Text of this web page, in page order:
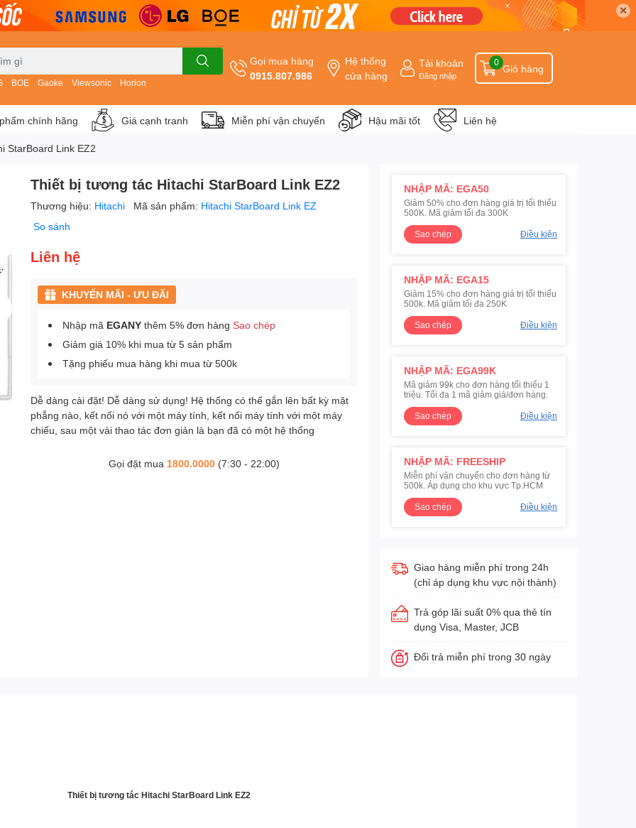
✕
BOE Gaoke Viewsonic Horion
Gọi mua hàng
0915.807.986
Hệ thống
cửa hàng
Tài khoản
Đăng nhập
Giỏ hàng
0
chính hãng Giá cạnh tranh Miễn phí vận chuyển Hậu mãi tốt Liên hệ
StarBoard Link EZ2
Thiết bị tương tác Hitachi StarBoard Link EZ2
Thương hiệu: Hitachi Mã sản phẩm: Hitachi StarBoard Link EZ
So sánh
Liên hệ
KHUYẾN MÃI - ƯU ĐÃI
Nhập mã EGANY thêm 5% đơn hàngSao chép
Giảm giá 10% khi mua từ 5 sản phẩm
Tặng phiếu mua hàng khi mua từ 500k
Dễ dàng cài đặt! Dễ dàng sử dụng! Hệ thống có thể gắn lên bất kỳ mặt
phẳng nào, kết nối nó với một máy tính, kết nối máy tính với một máy
chiếu, sau một vài thao tác đơn giản là bạn đã có một hệ thống
Gọi đặt mua 1800.0000(7:30 - 22:00)
NHẬP MÃ: EGA50
Giảm 50% cho đơn hàng giá trị tối thiểu
500K. Mã giảm tối đa 300K
Sao chép
Điều kiện
NHẬP MÃ: EGA15
Giảm 15% cho đơn hàng giá trị tối thiểu
500k. Mã giảm tối đa 250K
Sao chép
Điều kiện
NHẬP MÃ: EGA99K
Mã giảm 99k cho đơn hàng tối thiểu 1
triệu. Tối đa 1 mã giảm giá/đơn hàng.
Sao chép
Điều kiện
NHẬP MÃ: FREESHIP
Miễn phí vận chuyển cho đơn hàng từ
500k. Áp dụng cho khu vực Tp.HCM
Sao chép
Điều kiện
Giao hàng miễn phí trong 24h
(chỉ áp dụng khu vực nội thành)
Trả góp lãi suất 0% qua thẻ tín
dụng Visa, Master, JCB
Đổi trả miễn phí trong 30 ngày
Thiết bị tương tác Hitachi StarBoard Link EZ2